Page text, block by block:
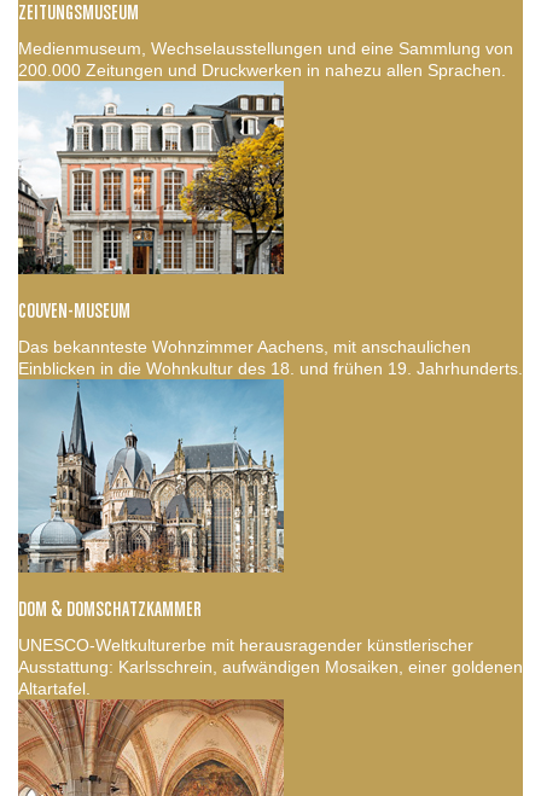
ZEITUNGSMUSEUM
Medienmuseum, Wechselausstellungen und eine Sammlung von
200.000 Zeitungen und Druckwerken in nahezu allen Sprachen.
COUVEN-MUSEUM
Das bekannteste Wohnzimmer Aachens, mit anschaulichen
Einblicken in die Wohnkultur des 18. und frühen 19. Jahrhunderts.
DOM & DOMSCHATZKAMMER
UNESCO-Weltkulturerbe mit herausragender künstlerischer
Ausstattung: Karlsschrein, aufwändigen Mosaiken, einer goldenen
Altartafel.